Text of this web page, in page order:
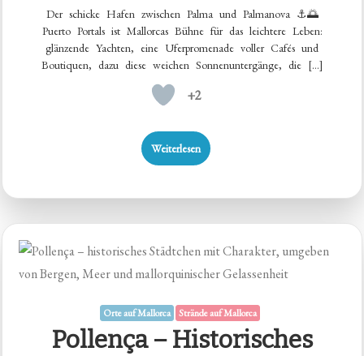
Der schicke Hafen zwischen Palma und Palmanova ⚓🌅
Puerto Portals ist Mallorcas Bühne für das leichtere Leben:
glänzende Yachten, eine Uferpromenade voller Cafés und
Boutiquen, dazu diese weichen Sonnenuntergänge, die […]
+2
Weiterlesen
Orte auf Mallorca Strände auf Mallorca
Pollença – Historisches